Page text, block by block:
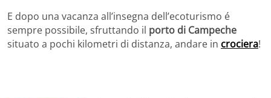
E dopo una vacanza all’insegna dell’ecoturismo é
sempre possibile, sfruttando il porto di Campeche
situato a pochi kilometri di distanza, andare in crociera!